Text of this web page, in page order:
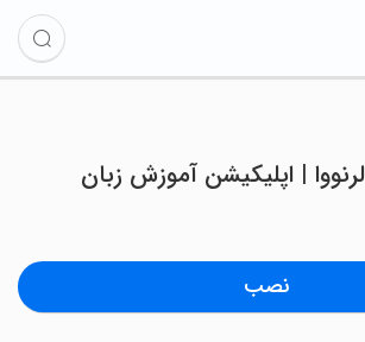
‏‏لرنووا | اپلیکیشن آموزش زبان
نصب